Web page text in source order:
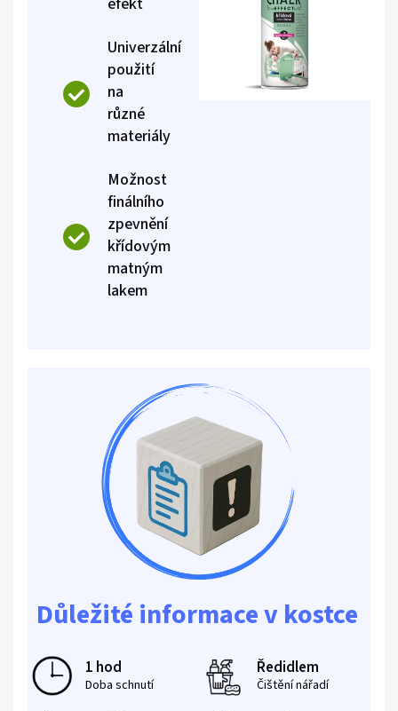
Univerzální
použití
na
různé
materiály
Možnost
finálního
zpevnění
křídovým
matným
lakem
Důležité informace v kostce
1 hod
Doba schnutí
Ředidlem
Čištění nářadí